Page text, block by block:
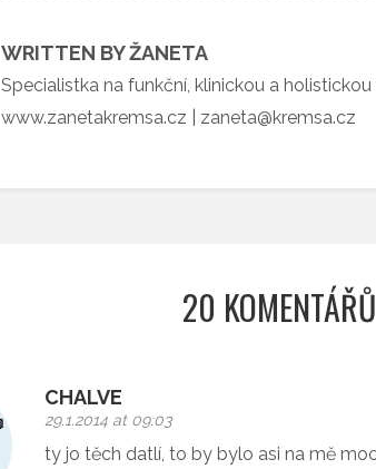
WRITTEN BY ŽANETA
Specialistka na funkční, klinickou a
www.zanetakremsa.cz | zaneta@kremsa.cz
20 KOMENTÁŘŮ
CHALVE
29.1.2014 at 09:03
ty jo těch datlí, to by bylo asi na mě